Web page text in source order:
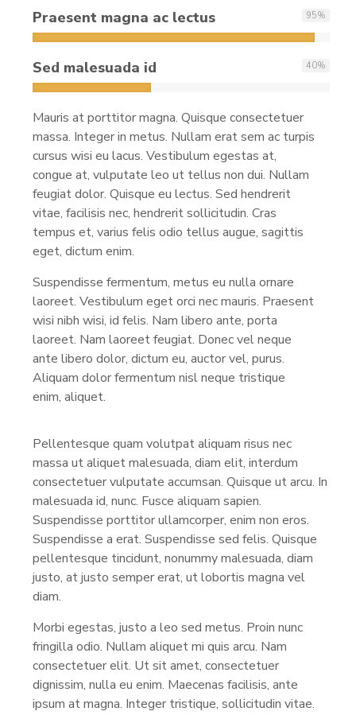
Praesent magna ac lectus 95%
Sed malesuada id 40%
Mauris at porttitor magna. Quisque consectetuer
massa. Integer in metus. Nullam erat sem ac turpis
cursus wisi eu lacus. Vestibulum egestas at,
congue at, vulputate leo ut tellus non dui. Nullam
feugiat dolor. Quisque eu lectus. Sed hendrerit
vitae, facilisis nec, hendrerit sollicitudin. Cras
tempus et, varius felis odio tellus augue, sagittis
eget, dictum enim.
Suspendisse fermentum, metus eu nulla ornare
laoreet. Vestibulum eget orci nec mauris. Praesent
wisi nibh wisi, id felis. Nam libero ante, porta
laoreet. Nam laoreet feugiat. Donec vel neque
ante libero dolor, dictum eu, auctor vel, purus.
Aliquam dolor fermentum nisl neque tristique
enim, aliquet.
Pellentesque quam volutpat aliquam risus nec
massa ut aliquet malesuada, diam elit, interdum
consectetuer vulputate accumsan. Quisque ut arcu. In
malesuada id, nunc. Fusce aliquam sapien.
Suspendisse porttitor ullamcorper, enim non eros.
Suspendisse a erat. Suspendisse sed felis. Quisque
pellentesque tincidunt, nonummy malesuada, diam
justo, at justo semper erat, ut lobortis magna vel
diam.
Morbi egestas, justo a leo sed metus. Proin nunc
fringilla odio. Nullam aliquet mi quis arcu. Nam
consectetuer elit. Ut sit amet, consectetuer
dignissim, nulla eu enim. Maecenas facilisis, ante
ipsum at magna. Integer tristique, sollicitudin vitae.